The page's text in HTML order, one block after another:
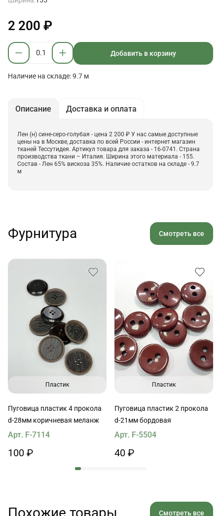
2 200 ₽
Добавить в корзину
Наличие на складе: 9.7 м
Описание Доставка и оплата
Лен (н) сине-серо-голубая - цена 2 200 ₽ У нас самые доступные
цены на в Москве, доставка по всей России - интернет магазин
тканей Тессутидея. Артикул товара для заказа - 16-0741. Страна
производства ткани – Италия. Ширина этого материала - 155.
Состав - Лен 65% вискоза 35%. Наличие остатков на складе - 9.7
м
Фурнитура Смотреть все
Пластик
Пуговица пластик 4 прокола
d-28мм коричневая меланж
Арт. F-7114
100 ₽
Пластик
Пуговица пластик 2 прокола
d-21мм бордовая
Арт. F-5504
40 ₽
Похожие товары Смотреть все